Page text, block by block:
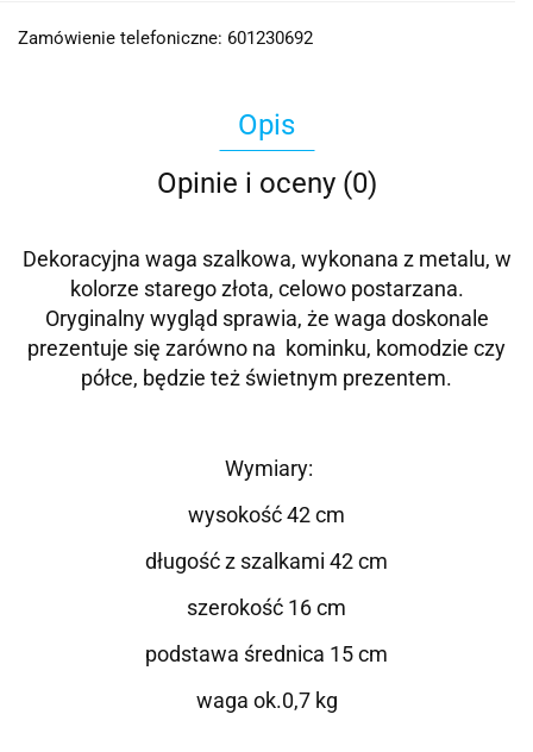
Zamówienie telefoniczne: 601230692
Opis
Opinie i oceny (0)
Dekoracyjna waga szalkowa, wykonana z metalu, w
kolorze starego złota, celowo postarzana.
Oryginalny wygląd sprawia, że waga doskonale
prezentuje się zarówno na kominku, komodzie czy
półce, będzie też świetnym prezentem.
Wymiary:
wysokość 42 cm
długość z szalkami 42 cm
szerokość 16 cm
podstawa średnica 15 cm
waga ok.0,7 kg